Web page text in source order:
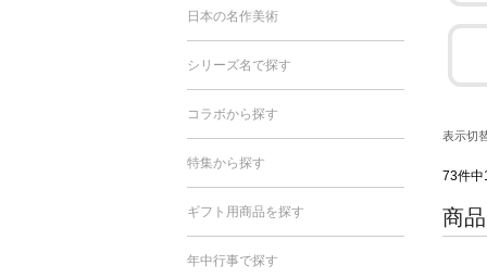
表示切
73件中
商
日本の名作美術
シリーズ名で探す
コラボから探す
特集から探す
ギフト用商品を探す
年中行事で探す